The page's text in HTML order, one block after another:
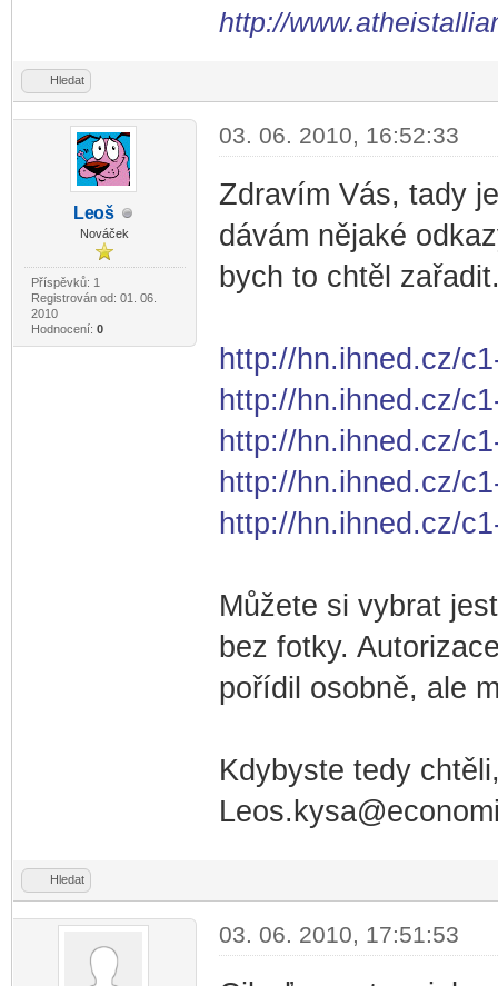
http://
Hledat
Leoš
Nováček
Příspěvků: 1
Registrován od: 01. 06.
2010
Hodnocení: 0
03. 06. 2010, 16:52:33
Zdravím Vás, tady
dávám nějaké
bych to chtěl
http://hn.ihned.cz/
http://hn.ihned.cz/
http://hn.ihned.cz/
http://hn.ihned.cz/
http://hn.ihned.cz/
Můžete si vybrat
bez fotky.
pořídil osobně, ale
Kdybyste tedy
Hledat
03. 06. 2010, 17:51:53